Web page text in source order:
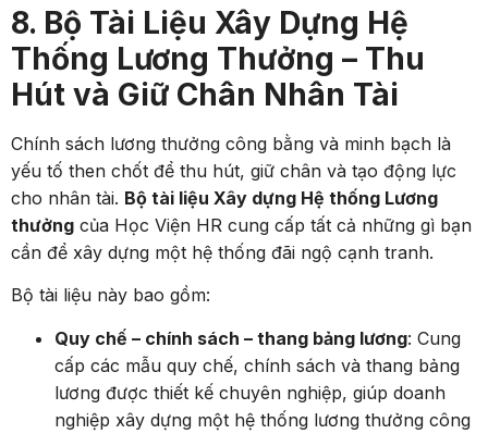
8. Bộ Tài Liệu Xây Dựng Hệ
Thống Lương Thưởng – Thu
Hút và Giữ Chân Nhân Tài
Chính sách lương thưởng công bằng và minh bạch là
yếu tố then chốt để thu hút, giữ chân và tạo động lực
cho nhân tài. Bộ tài liệu Xây dựng Hệ thống Lương
thưởng của Học Viện HR cung cấp tất cả những gì bạn
cần để xây dựng một hệ thống đãi ngộ cạnh tranh.
Bộ tài liệu này bao gồm:
Quy chế – chính sách – thang bảng lương: Cung
cấp các mẫu quy chế, chính sách và thang bảng
lương được thiết kế chuyên nghiệp, giúp doanh
nghiệp xây dựng một hệ thống lương thưởng công